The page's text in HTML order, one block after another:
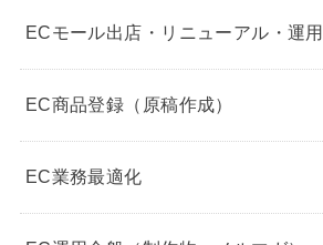
ECモール出店・リニューアル・運用
EC商品登録（原稿作成）
EC業務最適化